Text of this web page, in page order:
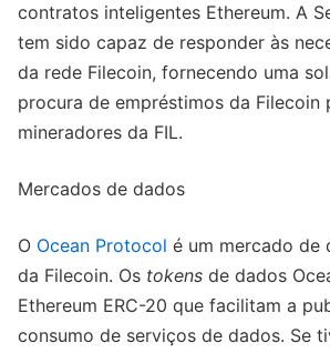
contratos inteligentes Ethereum. A
tem sido capaz de responder às
da rede Filecoin, fornecendo uma
procura de empréstimos da Filecoin
mineradores da FIL.
Mercados de dados
O Ocean Protocol é um mercado de
da Filecoin. Os tokens de dados
Ethereum ERC-20 que facilitam a
consumo de serviços de dados. Se